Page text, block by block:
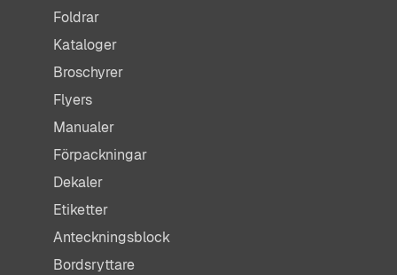
Foldrar
Kataloger
Broschyrer
Flyers
Manualer
Förpackningar
Dekaler
Etiketter
Anteckningsblock
Bordsryttare